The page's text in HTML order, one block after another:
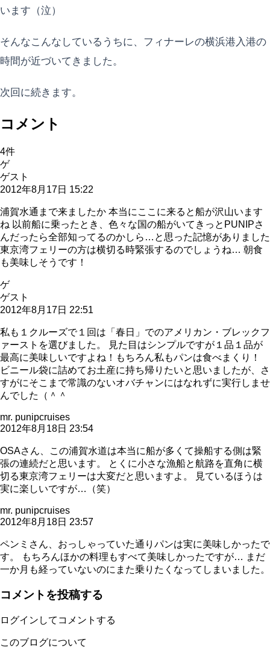
います（泣）
そんなこんなしているうちに、フィナーレの横浜港入港の
時間が近づいてきました。
次回に続きます。
コメント
4件
ゲ
ゲスト
2012年8月17日 15:22
浦賀水通まで来ましたか 本当にここに来ると船が沢山います
ね 以前船に乗ったとき、色々な国の船がいてきっとPUNIPさ
んだったら全部知ってるのかしら…と思った記憶がありました
東京湾フェリーの方は横切る時緊張するのでしょうね… 朝食
も美味しそうです！
ゲ
ゲスト
2012年8月17日 22:51
私も１クルーズで１回は「春日」でのアメリカン・ブレックフ
ァーストを選びました。 見た目はシンプルですが１品１品が
最高に美味しいですよね！もちろん私もパンは食べまくり！
ビニール袋に詰めてお土産に持ち帰りたいと思いましたが、さ
すがにそこまで常識のないオバチャンにはなれずに実行しませ
んでした（＾＾ゞ
mr. punipcruises
2012年8月18日 23:54
OSAさん、この浦賀水道は本当に船が多くて操船する側は緊
張の連続だと思います。 とくに小さな漁船と航路を直角に横
切る東京湾フェリーは大変だと思いますよ。 見ているほうは
実に楽しいですが…（笑）
mr. punipcruises
2012年8月18日 23:57
ペンミさん、おっしゃっていた通りパンは実に美味しかったで
す。 もちろんほかの料理もすべて美味しかったですが… まだ
一か月も経っていないのにまた乗りたくなってしまいました。
コメントを投稿する
ログインしてコメントする
このブログについて